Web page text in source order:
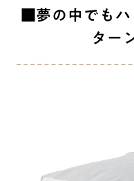
■夢の中でも
ター